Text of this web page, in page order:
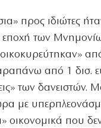
προς ιδιώτες
των
από 1 δισ.
των δανειστών.
με
οικονομικά που